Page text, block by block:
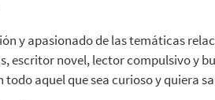
y apasionado de las temáticas
escritor novel, lector compulsivo y
aquel que sea curioso y quiera